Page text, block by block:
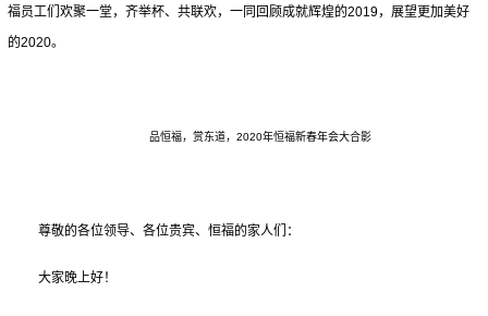
福员工们欢聚一堂，齐举杯、共联欢，一同回顾成就辉煌的2019，展望更加美好
的2020。
品恒福，赏东道， 2020年恒福新春年会大合影
尊敬的各位领导、各位贵宾、恒福的家人们：
大家晚上好！